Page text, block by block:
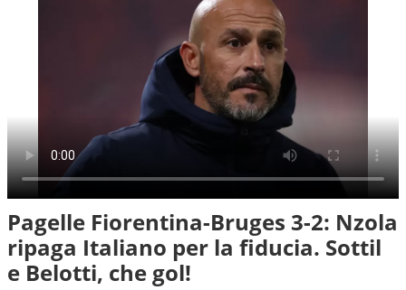
Pagelle Fiorentina-Bruges 3-2: Nzola
ripaga Italiano per la fiducia. Sottil
e Belotti, che gol!